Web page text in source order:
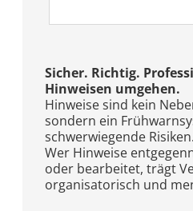
Sicher. Richtig.
Hinweisen umgehen.
Hinweise sind kein
sondern ein
schwerwiegende Risiken.
Wer Hinweise
oder bearbeitet, trägt
organisatorisch und